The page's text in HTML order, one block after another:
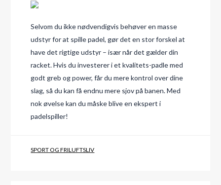
Selvom du ikke nødvendigvis behøver en masse
udstyr for at spille padel, gør det en stor forskel at
have det rigtige udstyr – især når det gælder din
racket. Hvis du investerer i et kvalitets-padle med
godt greb og power, får du mere kontrol over dine
slag, så du kan få endnu mere sjov på banen. Med
nok øvelse kan du måske blive en ekspert i
padelspiller!
SPORT OG FRILUFTSLIV